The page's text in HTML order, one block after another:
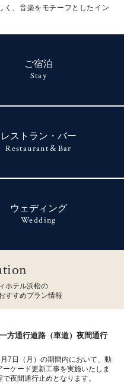
く、音楽をモチーフとしたイン
ご宿泊
Stay
レストラン・バー
Restaurant&Bar
ウェディング
Wedding
ホテル浜松の
すすめプラン情報
方通行道路（車道）夜間通行
7日（月）の期間内において、動
ケード更新工事を実施いたしま
夜間通行止めとなります。